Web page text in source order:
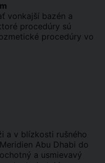
vonkajší bazén a
procedúry sú
procedúry vo
a v blízkosti rušného
Abu Dhabi do
a usmievavý